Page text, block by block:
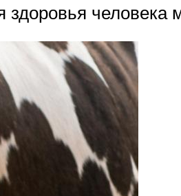
здоровья человека